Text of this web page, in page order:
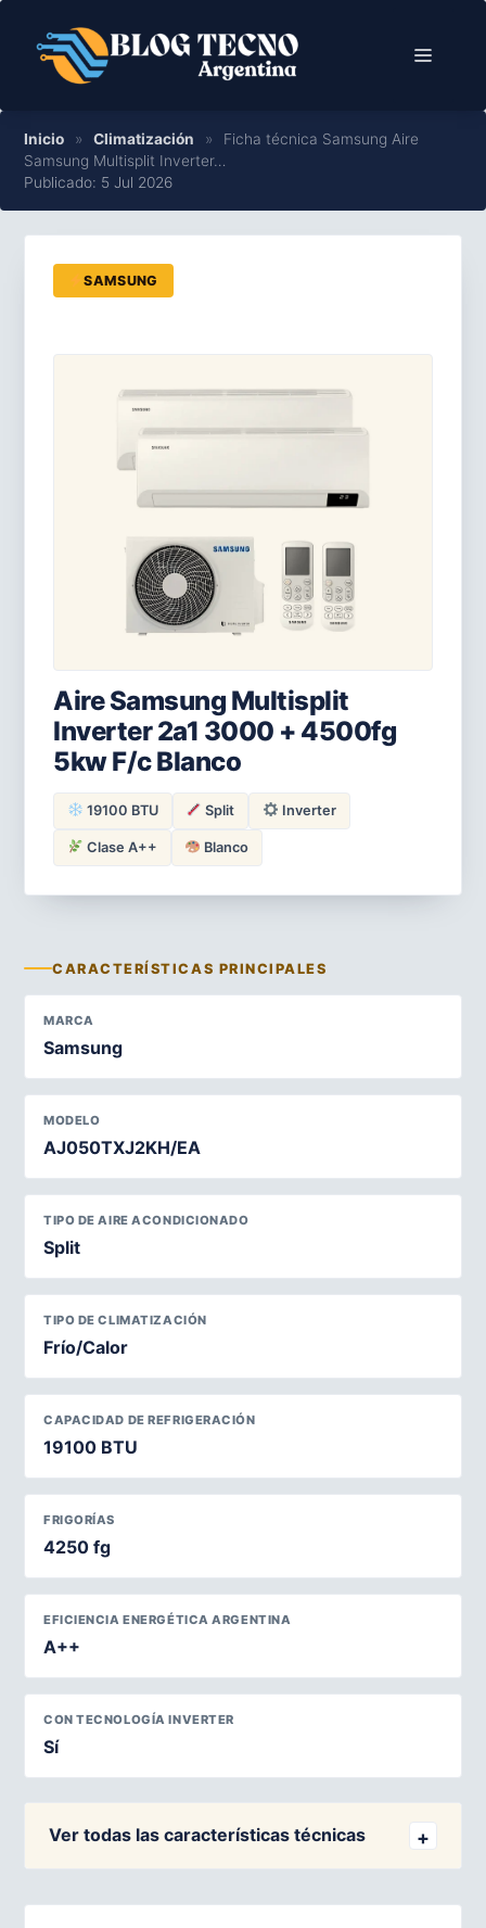
contenido
Menú
Inicio » Climatización »
Ficha técnica Samsung Aire
Samsung Multisplit Inverter…
Publicado: 5 Jul 2026
SAMSUNG
Aire Samsung Multisplit
Inverter 2a1 3000 + 4500fg
5kw F/c Blanco
19100 BTU Split Inverter
Clase A++ Blanco
CARACTERÍSTICAS PRINCIPALES
MARCA
Samsung
MODELO
AJ050TXJ2KH/EA
TIPO DE AIRE ACONDICIONADO
Split
TIPO DE CLIMATIZACIÓN
Frío/Calor
CAPACIDAD DE REFRIGERACIÓN
19100 BTU
FRIGORÍAS
4250 fg
EFICIENCIA ENERGÉTICA ARGENTINA
A++
CON TECNOLOGÍA INVERTER
Sí
Ver todas las características técnicas